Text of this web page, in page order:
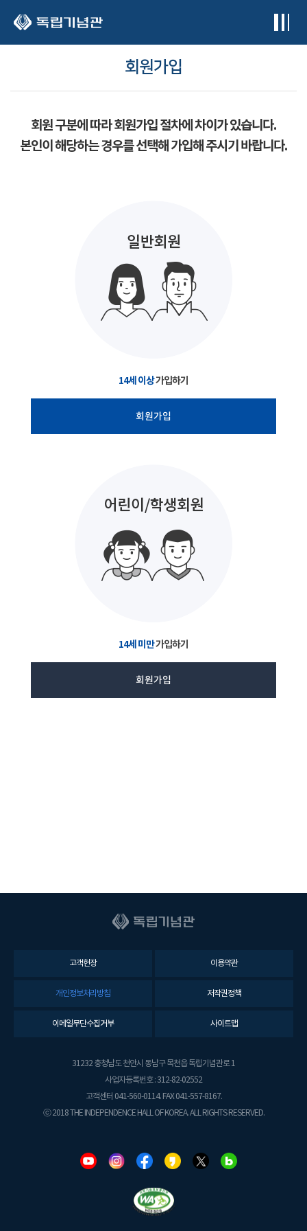
회원가입
회원 구분에 따라 회원가입 절차에 차이가 있습니다.
본인이 해당하는 경우를 선택해 가입해 주시기 바랍니다.
14세 이상가입하기
회원가입
14세 미만가입하기
회원가입
고객헌장 이용약관
개인정보처리방침 저작권정책
이메일무단수집거부 사이트맵
31232 충청남도 천안시 동남구 목천읍 독립기념관로 1
사업자등록번호 : 312-82-02552
고객센터 041-560-0114. FAX 041-557-8167.
ⓒ 2018 THE INDEPENDENCE HALL OF KOREA. ALL RIGHTS RESERVED.